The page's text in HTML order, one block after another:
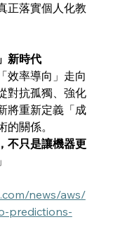
正落實個人化教
新時代
效率導向」走向
對抗孤獨、強化
將重新定義「成
關係。
不只是讓機器更
」
news/aws/
predictions-